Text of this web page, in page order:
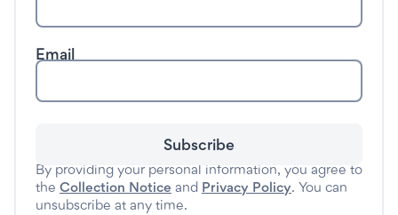
Email
Subscribe
By providing your personal information, you agree to
the Collection Notice and Privacy Policy. You can
unsubscribe at any time.